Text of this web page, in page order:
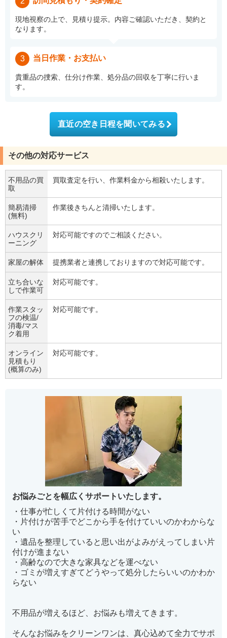
現地視察の上で、見積り提示。内容ご確認いただき、契約と
なります。
3 当日作業・お支払い
貴重品の捜索、仕分け作業、処分品の回収を丁寧に行いま
す。
直近の空き日程を聞いてみる
その他の対応サービス
不用品の買
取
買取査定を行い、作業料金から相殺いたします。
簡易清掃
(無料)
作業後きちんと清掃いたします。
ハウスクリ
ーニング
対応可能ですのでご相談ください。
家屋の解体 提携業者と連携しておりますので対応可能です。
立ち合いな
しで作業可
対応可能です。
作業スタッ
フの検温/
消毒/マス
ク着用
対応可能です。
オンライン
見積もり
(概算のみ)
対応可能です。
お悩みごとを幅広くサポートいたします。
・仕事が忙しくて片付ける時間がない
・片付けが苦手でどこから手を付けていいのかわからな
い
・遺品を整理していると思い出がよみがえってしまい片
付けが進まない
・高齢なので大きな家具などを運べない
・ゴミが増えすぎてどうやって処分したらいいのかわか
らない
不用品が増えるほど、お悩みも増えてきます。
そんなお悩みをクリーンワンは、真心込めて全力でサポ